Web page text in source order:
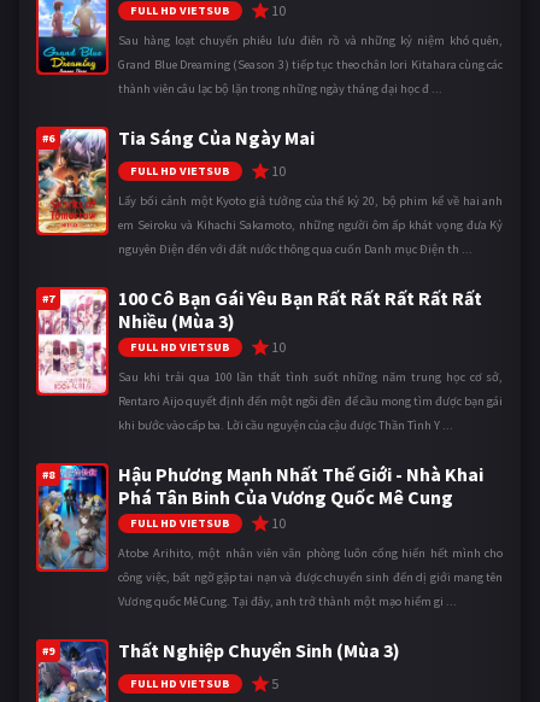
FULL HD VIETSUB 10
Sau hàng loạt chuyến phiêu lưu điên rồ và những kỷ niệm khó quên,
Grand Blue Dreaming (Season 3) tiếp tục theo chân Iori Kitahara cùng các
thành viên câu lạc bộ lặn trong những ngày tháng đại học đ ...
#6 Tia Sáng Của Ngày Mai
FULL HD VIETSUB 10
Lấy bối cảnh một Kyoto giả tưởng của thế kỷ 20, bộ phim kể về hai anh
em Seiroku và Kihachi Sakamoto, những người ôm ấp khát vọng đưa Kỷ
nguyên Điện đến với đất nước thông qua cuốn Danh mục Điện th ...
#7
100 Cô Bạn Gái Yêu Bạn Rất Rất Rất Rất Rất
Nhiều (Mùa 3)
FULL HD VIETSUB 10
Sau khi trải qua 100 lần thất tình suốt những năm trung học cơ sở,
Rentaro Aijo quyết định đến một ngôi đền để cầu mong tìm được bạn gái
khi bước vào cấp ba. Lời cầu nguyện của cậu được Thần Tình Y ...
#8
Hậu Phương Mạnh Nhất Thế Giới - Nhà Khai
Phá Tân Binh Của Vương Quốc Mê Cung
FULL HD VIETSUB 10
Atobe Arihito, một nhân viên văn phòng luôn cống hiến hết mình cho
công việc, bất ngờ gặp tai nạn và được chuyển sinh đến dị giới mang tên
Vương quốc Mê Cung. Tại đây, anh trở thành một mạo hiểm gi ...
#9 Thất Nghiệp Chuyển Sinh (Mùa 3)
FULL HD VIETSUB 5